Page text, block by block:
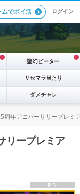
ムでポイ活 ログイン
聖幻ピーター
リセマラ当たり
ダメチャレ
周年アニバーサリープレミ
リープレミア
PR